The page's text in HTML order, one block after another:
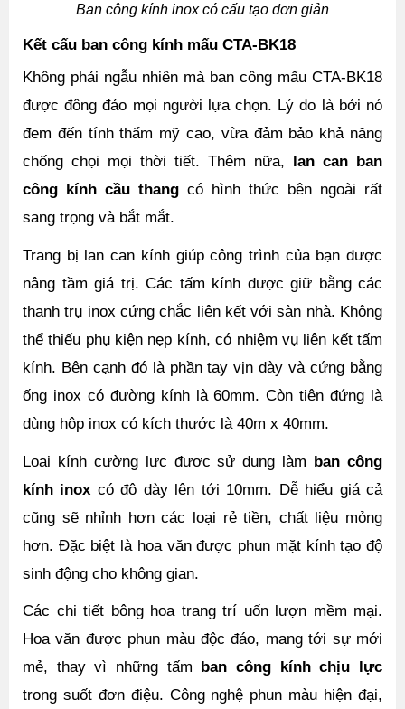
Ban công kính inox có cấu tạo đơn giản
Kết cấu ban công kính mấu CTA-BK18
Không phải ngẫu nhiên mà ban công mấu CTA-BK18
được đông đảo mọi người lựa chọn. Lý do là bởi nó
đem đến tính thẩm mỹ cao, vừa đảm bảo khả năng
chống chọi mọi thời tiết. Thêm nữa, lan can ban
công kính cầu thang có hình thức bên ngoài rất
sang trọng và bắt mắt.
Trang bị lan can kính giúp công trình của bạn được
nâng tầm giá trị. Các tấm kính được giữ bằng các
thanh trụ inox cứng chắc liên kết với sàn nhà. Không
thể thiếu phụ kiện nẹp kính, có nhiệm vụ liên kết tấm
kính. Bên cạnh đó là phần tay vịn dày và cứng bằng
ống inox có đường kính là 60mm. Còn tiện đứng là
dùng hộp inox có kích thước là 40m x 40mm.
Loại kính cường lực được sử dụng làm ban công
kính inox có độ dày lên tới 10mm. Dễ hiểu giá cả
cũng sẽ nhỉnh hơn các loại rẻ tiền, chất liệu mỏng
hơn. Đặc biệt là hoa văn được phun mặt kính tạo độ
sinh động cho không gian.
Các chi tiết bông hoa trang trí uốn lượn mềm mại.
Hoa văn được phun màu độc đáo, mang tới sự mới
mẻ, thay vì những tấm
trong suốt đơn điệu. Công nghệ phun màu hiện đại,